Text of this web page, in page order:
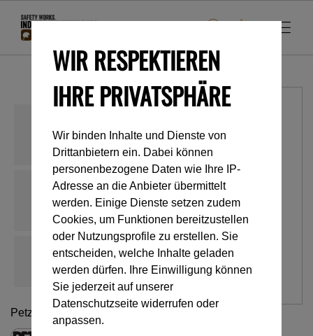
Petzl
WIR RESPEKTIEREN
IHRE PRIVATSPHÄRE
Wir binden Inhalte und Dienste von
Drittanbietern ein. Dabei können
personenbezogene Daten wie Ihre IP-
Adresse an die Anbieter übermittelt
werden. Einige Dienste setzen zudem
Cookies, um Funktionen bereitzustellen
oder Nutzungsprofile zu erstellen. Sie
entscheiden, welche Inhalte geladen
werden dürfen. Ihre Einwilligung können
Sie jederzeit auf unserer
Datenschutzseite widerrufen oder
anpassen.